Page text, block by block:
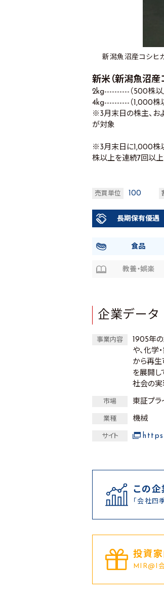
新潟魚沼産コシヒ
新米（新潟魚沼産
2kg----------（500株以
4kg----------（1,000株
※3月末日の株主、お
が対象
※3月末日に1,000株
株以上を連続7回以
売買単位 100
長期保有優遇
食品
教養・娯楽
企業データ
事業内容
1905年
や、化学
から再生
を展開し
社会の実
市場 東証プラ
業種 機械
サイト
この
「会社四
投資家
MIR@I